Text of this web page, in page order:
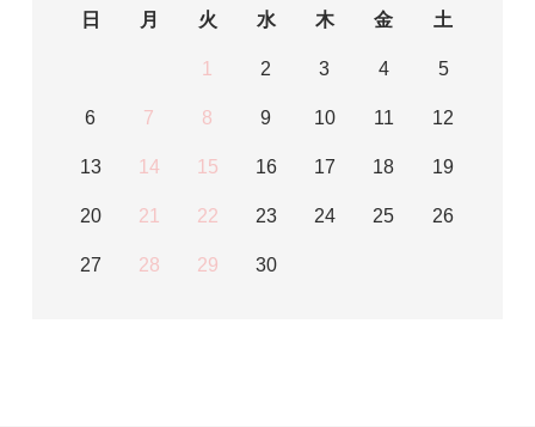
日
月 火 水 木 金 土
1 2 3 4 5
6 7 8 9 10 11 12
13 14 15 16 17 18 19
20 21 22 23 24 25 26
27 28 29 30